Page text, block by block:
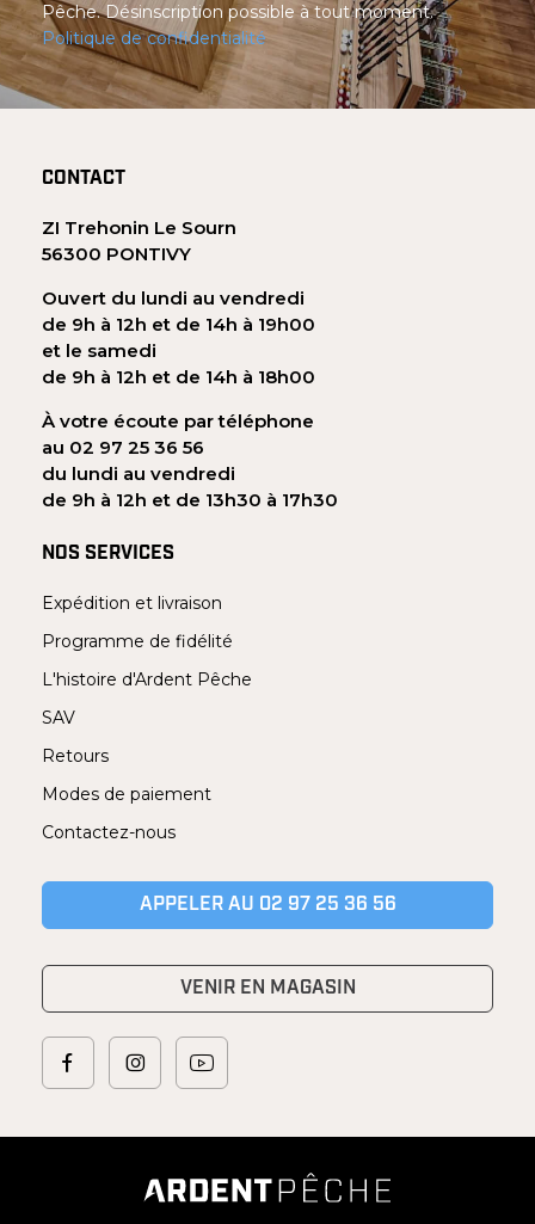
Pêche. Désinscription possible à tout moment.
Politique de confidentialité
CONTACT
ZI Trehonin Le Sourn
56300 PONTIVY
Ouvert du lundi au vendredi
de 9h à 12h et de 14h à 19h00
et le samedi
de 9h à 12h et de 14h à 18h00
À votre écoute par téléphone
au 02 97 25 36 56
du lundi au vendredi
de 9h à 12h et de 13h30 à 17h30
NOS SERVICES
Expédition et livraison
Programme de fidélité
L'histoire d'Ardent Pêche
SAV
Retours
Modes de paiement
Contactez-nous
APPELER AU 02 97 25 36 56
VENIR EN MAGASIN